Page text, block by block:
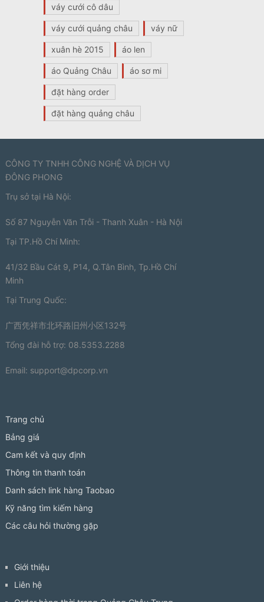
váy cưới cô dâu
váy cưới quảng châu váy nữ
xuân hè 2015 áo len
áo Quảng Châu áo sơ mi
đặt hàng order
đặt hàng quảng châu
CÔNG TY TNHH CÔNG NGHỆ VÀ DỊCH VỤ
ĐÔNG PHONG
Trụ sở tại Hà Nội:
Số 87 Nguyễn Văn Trỗi - Thanh Xuân - Hà Nội
Tại TP.Hồ Chí Minh:
41/32 Bầu Cát 9, P14, Q.Tân Bình, Tp.Hồ Chí
Minh
Tại Trung Quốc:
广西凭祥市北环路旧州小区132号
Tổng đài hỗ trợ: 08.5353.2288
Email: support@dpcorp.vn
Trang chủ
Bảng giá
Cam kết và quy định
Thông tin thanh toán
Danh sách link hàng Taobao
Kỹ năng tìm kiếm hàng
Các câu hỏi thường gặp
Giới thiệu
Liên hệ